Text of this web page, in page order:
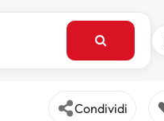
Condividi